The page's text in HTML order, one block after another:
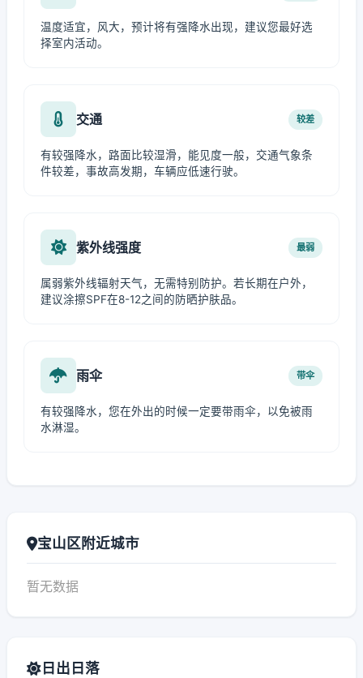
温度适宜，风大，预计将有强降水出现，建议您最好选
择室内活动。
交通 较差
有较强降水，路面比较湿滑，能见度一般，交通气象条
件较差，事故高发期，车辆应低速行驶。
紫外线强度 最弱
属弱紫外线辐射天气，无需特别防护。若长期在户外，
建议涂擦SPF在8-12之间的防晒护肤品。
雨伞 带伞
有较强降水，您在外出的时候一定要带雨伞，以免被雨
水淋湿。
宝山区附近城市
暂无数据
日出日落